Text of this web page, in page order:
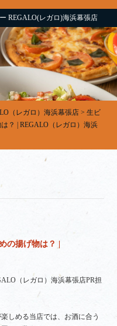
REGALO(レガロ)海浜幕張店
（レガロ）海浜幕張店 >生ビ
？ | REGALO（レガロ）海浜
の揚げ物は？ |
（レガロ）海浜幕張店PR担
しめる当店では、お酒に合う